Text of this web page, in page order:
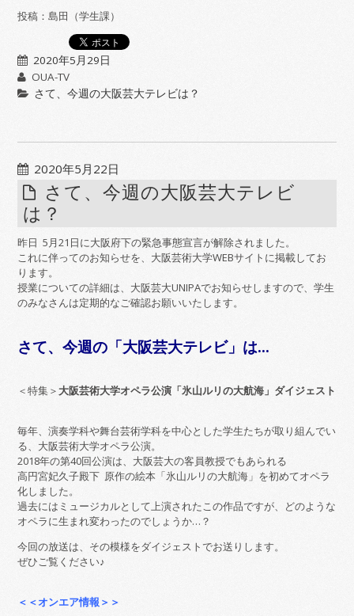
投稿：島田（学生課）
2020年5月29日
OUA-TV
さて、今週の大阪芸大テレビは？
2020年5月22日
さて、今週の大阪芸大テレビ
は？
昨日 5月21日に大阪府下の緊急事態宣言が解除されました。
これに伴ってのお知らせを、大阪芸術大学WEBサイトに掲載してお
ります。
授業についての詳細は、大阪芸大UNIPAでお知らせしますので、学生
のみなさんは定期的なご確認お願いいたします。
さて、今週の「大阪芸大テレビ」は…
＜特集＞ 大阪芸術大学オペラ公演「氷山ルリの大航海」ダイジェスト
毎年、演奏学科や舞台芸術学科を中心とした学生たちが取り組んでい
る、大阪芸術大学オペラ公演。
2018年の第40回公演は、大阪芸大の客員教授でもあられる
高円宮妃久子殿下 原作の絵本「氷山ルリの大航海」を初めてオペラ
化しました。
過去にはミュージカルとして上演されたこの作品ですが、どのような
オペラに生まれ変わったのでしょうか…？
今回の放送は、その模様をダイジェストでお送りします。
ぜひご覧ください♪
＜＜オンエア情報＞＞